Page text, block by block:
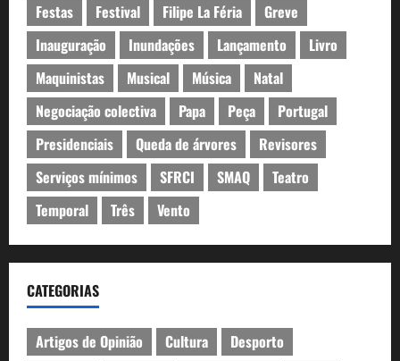
Festas
Festival Filipe La Féria
Greve
Inauguração
Inundações Lançamento
Livro
Maquinistas
Musical Música
Natal
Negociação colectiva
Papa Peça
Portugal
Presidenciais
Queda de árvores
Revisores
Serviços mínimos
SFRCI SMAQ
Teatro
Temporal
Três Vento
CATEGORIAS
Artigos de Opinião Cultura
Desporto